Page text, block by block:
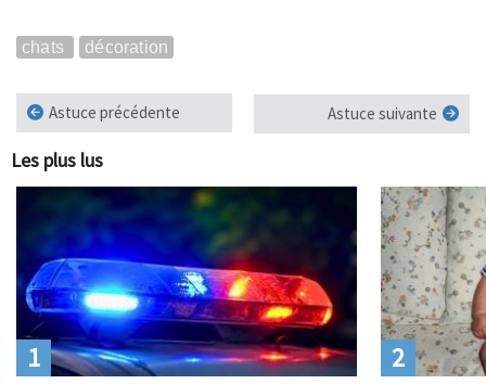
chats décoration
Astuce précédente Astuce suivante
Les plus lus
1 2